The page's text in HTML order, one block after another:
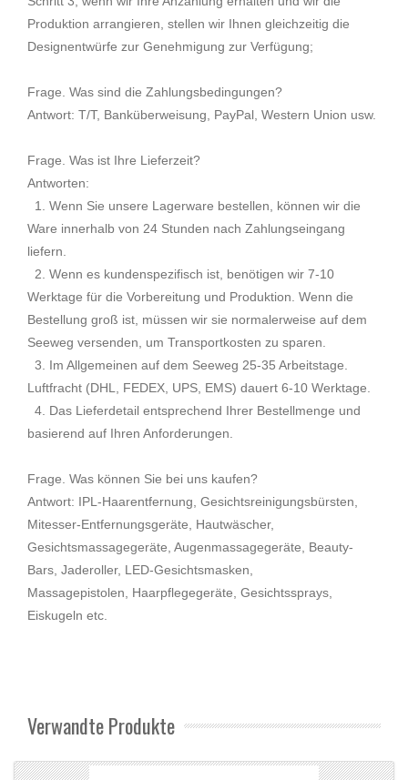
Produktion arrangieren, stellen wir Ihnen gleichzeitig die
Designentwürfe zur Genehmigung zur Verfügung;
Frage. Was sind die Zahlungsbedingungen?
Antwort: T/T, Banküberweisung, PayPal, Western Union usw.
Frage. Was ist Ihre Lieferzeit?
Antworten:
1. Wenn Sie unsere Lagerware bestellen, können wir die
Ware innerhalb von 24 Stunden nach Zahlungseingang
liefern.
2. Wenn es kundenspezifisch ist, benötigen wir 7-10
Werktage für die Vorbereitung und Produktion. Wenn die
Bestellung groß ist, müssen wir sie normalerweise auf dem
Seeweg versenden, um Transportkosten zu sparen.
3. Im Allgemeinen auf dem Seeweg 25-35 Arbeitstage.
Luftfracht (DHL, FEDEX, UPS, EMS) dauert 6-10 Werktage.
4. Das Lieferdetail entsprechend Ihrer Bestellmenge und
basierend auf Ihren Anforderungen.
Frage. Was können Sie bei uns kaufen?
Antwort: IPL-Haarentfernung, Gesichtsreinigungsbürsten,
Mitesser-Entfernungsgeräte, Hautwäscher,
Gesichtsmassagegeräte, Augenmassagegeräte, Beauty-
Bars, Jaderoller, LED-Gesichtsmasken,
Massagepistolen, Haarpflegegeräte, Gesichtssprays,
Eiskugeln etc.
Verwandte Produkte